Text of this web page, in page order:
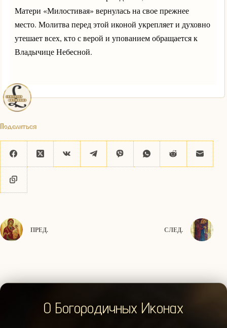
Матери «Милостивая» вернулась на свое прежнее
место. Молитва перед этой иконой укрепляет и духовно
утешает всех, кто с верой и упованием обращается к
Владычице Небесной.
Поделиться
ПРЕД. СЛЕД.
О Богородичных Иконах